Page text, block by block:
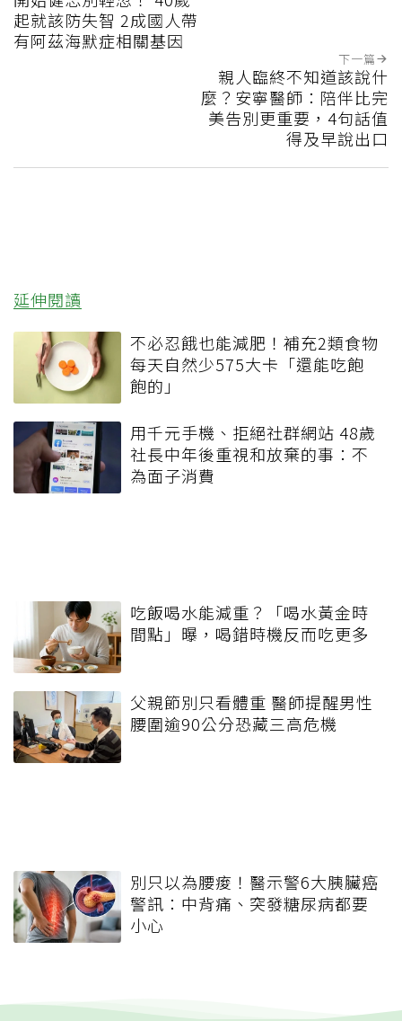
起就該防失智 2成國人帶
有阿茲海默症相關基因
下一篇
親人臨終不知道該說什
麼？安寧醫師：陪伴比完
美告別更重要，4句話值
得及早說出口
延伸閱讀
不必忍餓也能減肥！補充2類食物
每天自然少575大卡「還能吃飽
飽的」
用千元手機、拒絕社群網站 48歲
社長中年後重視和放棄的事：不
為面子消費
吃飯喝水能減重？「喝水黃金時
間點」曝，喝錯時機反而吃更多
父親節別只看體重 醫師提醒男性
腰圍逾90公分恐藏三高危機
別只以為腰痠！醫示警6大胰臟癌
警訊：中背痛、突發糖尿病都要
小心